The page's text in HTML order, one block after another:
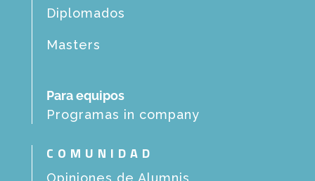
Diplomados
Masters
Para equipos
Programas in company
COMUNIDAD
Opiniones de Alumnis